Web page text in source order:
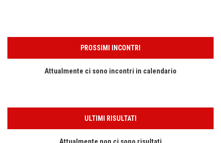
PROSSIMI INCONTRI
Attualmente ci sono incontri in calendario
ULTIMI RISULTATI